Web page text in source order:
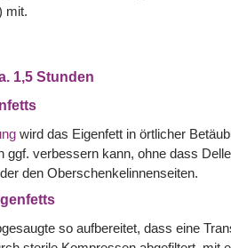
mit.
1,5 Stunden
wird das Eigenfett in örtlicher
ggf. verbessern kann, ohne dass
den Oberschenkelinnenseiten.
so aufbereitet, dass eine